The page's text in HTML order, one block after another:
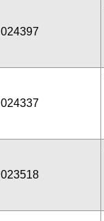
024397
024337
023518